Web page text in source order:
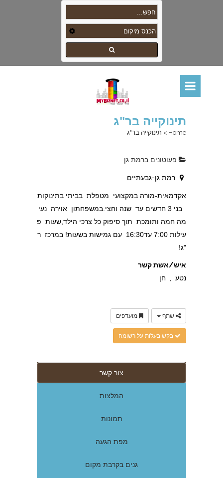
תינוקייה בר"ג
Home
> תינוקייה בר"ג
פעוטונים ברמת גן
רמת גן-גבעתיים
אקדמאית-מורה במקצועי מטפלת בביתי בתינוקות
בני 3 חדשים עד שנה וחצי.במשפחתון אוירה נעי
מה חמה ותומכת תוך סיפוק כל צרכי הילד,שעות פ
עילות 7:00 עד16:30 עם גמישות בשעות! במרכז ר
"ג!
איש/אשת קשר
נטע , חן
שתף מועדפים
בקש בעלות על רשומה
צור קשר
המלצות
תמונות
מפת הגעה
גנים בקרבת מקום